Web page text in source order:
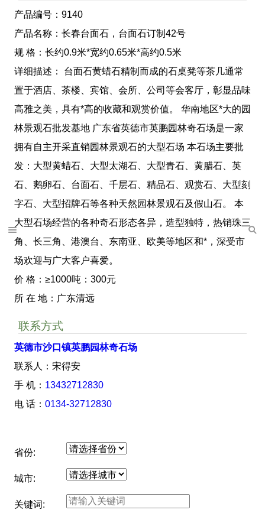
产品编号：9140
产品名称：长春台面石，台面石订制42号
规 格：长约0.9米*宽约0.65米*高约0.5米
详细描述： 台面石黄蜡石精制而成的石桌凳等茶几通常
置于酒店、茶楼、宾馆、会所、公司等会客厅，彰显品味
高雅之美，具有*高的收藏和观赏价值。 华南地区*大的园
林景观石批发基地 广东省英德市英鹏园林奇石场是一家
拥有自主开采直销园林景观石的大型石场 本石场主要批
发：大型黄蜡石、大型太湖石、大型青石、黄腊石、英
石、鹅卵石、台面石、千层石、精品石、观赏石、大型刻
字石、大型招牌石等各种天然园林景观石及假山石。 本
大型石场经营的各种奇石形态各异，造型独特，热销珠三
角、长三角、港澳台、东南亚、欧美等地区和*，深受市
场欢迎与广大客户喜爱。
价 格：≥1000吨：300元
所 在 地：广东清远
联系方式
英德市沙口镇英鹏园林奇石场
联系人：宋得安
手 机： 13432712830
电 话： 0134-32712830
省份:
城市:
关键词: